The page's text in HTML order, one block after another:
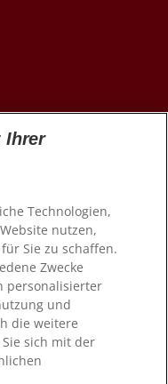
Alle Rechte
Ihrer
Technologien,
nutzen,
Sie zu schaffen.
Zwecke
personalisierter
und
die weitere
sich mit der